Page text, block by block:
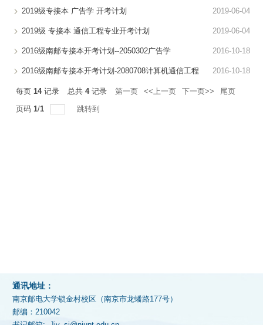
专业计划
二学历
自考助学
专接本
2019级专接本 广告学 开考计划 2019-06-04
2019级 专接本 通信工程专业开考计划 2019-06-04
2016级南邮专接本开考计划--2050302广告学 2016-10-18
2016级南邮专接本开考计划-2080708计算机通信工程 2016-10-18
每页 14记录 总共 4记录 第一页 <<上一页 下一页>>
尾页
页码 1/1 跳转到
通讯地址：
南京邮电大学锁金村校区（南京市龙蟠路177号）
邮编：210042